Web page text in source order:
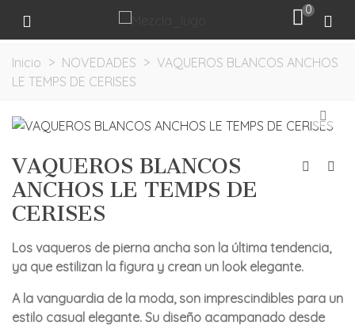
0
Inicio > NOVEDADES > VAQUEROS BLANCOS ANCHOS
LE TEMPS DE CERISES
VAQUEROS BLANCOS
ANCHOS LE TEMPS DE
CERISES
Los vaqueros de pierna ancha son la última tendencia,
ya que estilizan la figura y crean un look elegante.
A la vanguardia de la moda, son imprescindibles para un
estilo casual elegante. Su diseño acampanado desde